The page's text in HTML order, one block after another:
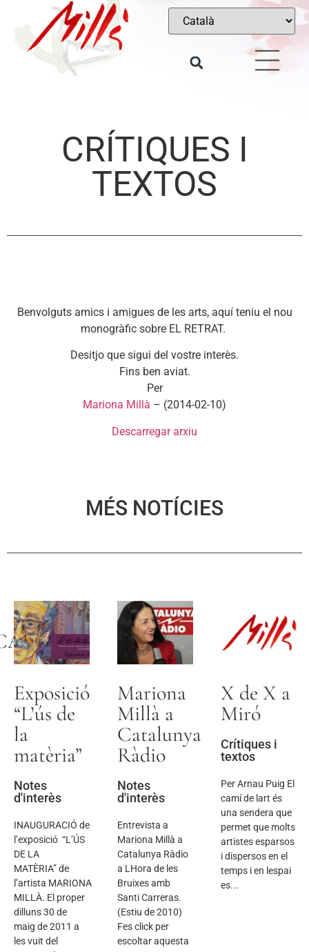
CRÍTIQUES I
TEXTOS
Benvolguts amics i amigues de les arts, aquí teniu el nou
monogràfic sobre EL RETRAT.
Desitjo que sigui del vostre interès.
Fins ben aviat.
Per
Mariona Millà – (2014-02-10)
Descarregar arxiu
MÉS NOTÍCIES
Exposició
“L’ús de
la
matèria”
Notes
d'interès
INAUGURACIÓ de
l’exposició “L’ÚS
DE LA
MATÈRIA” de
l’artista MARIONA
MILLÀ. El proper
dilluns 30 de
maig de 2011 a
les vuit del
Mariona
Millà a
Catalunya
Ràdio
Notes
d'interès
Entrevista a
Mariona Millà a
Catalunya Ràdio
a LHora de les
Bruixes amb
Santi Carreras.
(Estiu de 2010)
Fes click per
escoltar aquesta
X de X a
Miró
Crítiques i
textos
Per Arnau Puig El
camí de lart és
una sendera que
permet que molts
artistes esparsos
i dispersos en el
temps i en lespai
es...